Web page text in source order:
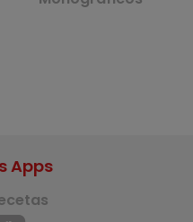
Apps